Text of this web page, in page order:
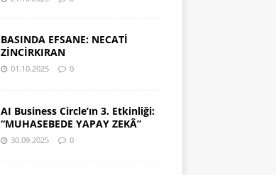
BASINDA EFSANE: NECATİ
ZİNCİRKIRAN
01.10.2025 0
AI Business Circle’ın 3. Etkinliği:
“MUHASEBEDE YAPAY ZEKÂ”
30.09.2025 0